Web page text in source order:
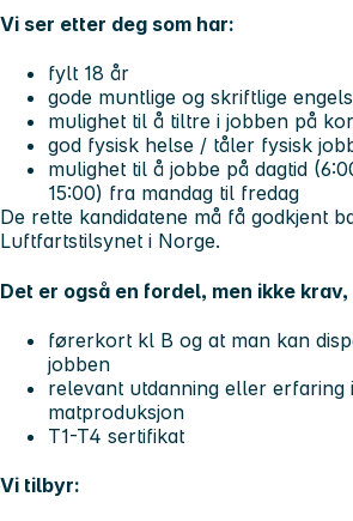
Vi ser etter deg som har:
fylt 18 år
gode muntlige og skriftlige
mulighet til å tiltre i jobben på
god fysisk helse / tåler fysisk
mulighet til å jobbe på dagtid
15:00) fra mandag til fredag
De rette kandidatene må få godkjent
Luftfartstilsynet i Norge.
Det er også en fordel, men ikke krav,
førerkort kl B og at man kan
jobben
relevant utdanning eller erfaring
matproduksjon
T1-T4 sertifikat
Vi tilbyr: